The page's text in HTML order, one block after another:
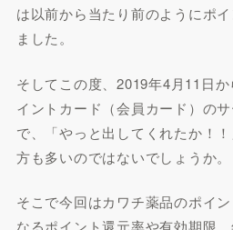
は以前から当たり前のようにポ
ました。
そしてこの度、2019年4月11日
イントカード（会員カード）の
で、「やっと出してくれたか！
方も多いのではないでしょうか。
そこで今回はカワチ薬品のポイ